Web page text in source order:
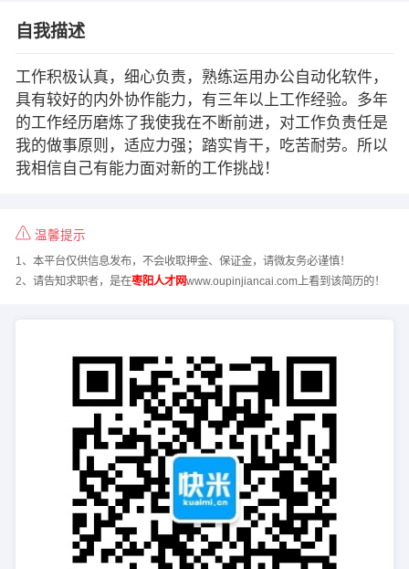
自我描述
工作积极认真，细心负责，熟练运用办公自动化软件，
具有较好的内外协作能力，有三年以上工作经验。多年
的工作经历磨炼了我使我在不断前进，对工作负责任是
我的做事原则，适应力强；踏实肯干，吃苦耐劳。所以
我相信自己有能力面对新的工作挑战！
温馨提示
1、本平台仅供信息发布，不会收取押金、保证金，请微友务必谨慎！
2、请告知求职者，是在枣阳人才网www.oupinjiancai.com上看到该简历的！